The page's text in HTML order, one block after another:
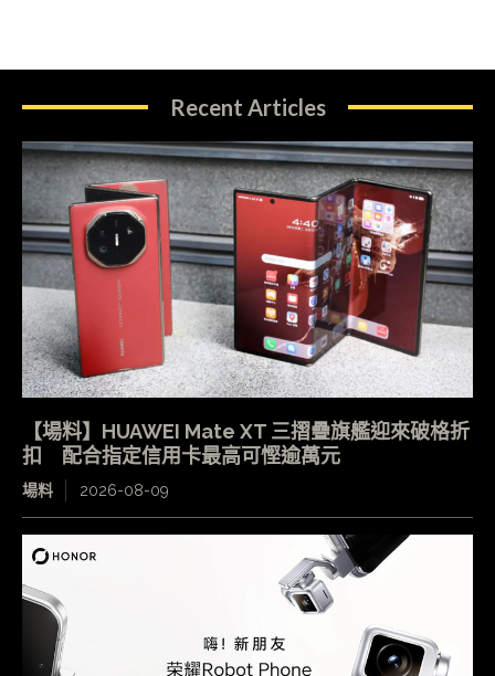
Recent Articles
【場料】HUAWEI Mate XT 三摺疊旗艦迎來破格折
扣 配合指定信用卡最高可慳逾萬元
場料 2026-08-09